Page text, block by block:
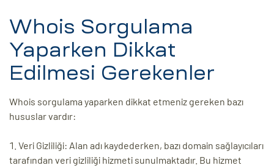
Whois Sorgulama
Yaparken Dikkat
Edilmesi Gerekenler
Whois sorgulama yaparken dikkat etmeniz gereken bazı
hususlar vardır:
Veri Gizliliği: Alan adı kaydederken, bazı domain sağlayıcıları
tarafından veri gizliliği hizmeti sunulmaktadır. Bu hizmet